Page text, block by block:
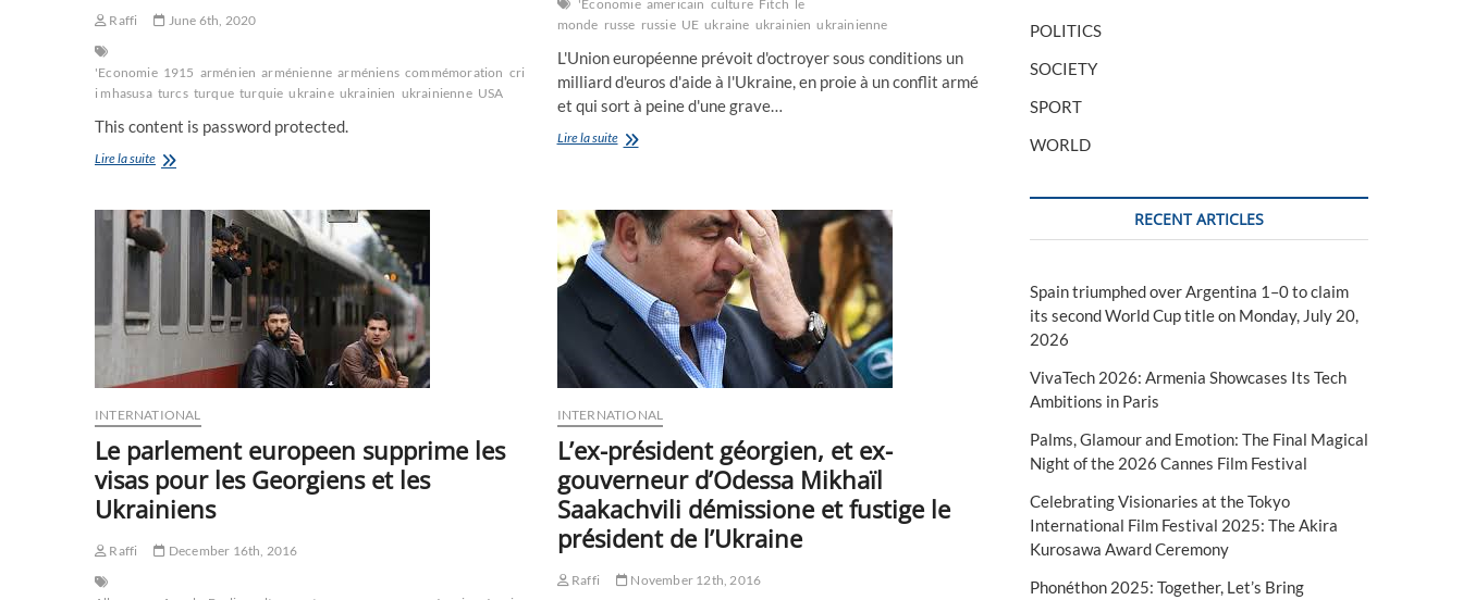
Raffi June 6th, 2020
'Economie 1915 arménien arménienne arméniens commémoration criminels généreux génocide
i mhasusa turcs turque turquie ukraine ukrainien ukrainienne USA
This content is password protected.
Lire la suitePas
pour
Ludmila
(Lyudmila)
Marchenko
d’Ukraine
'Economie americain culture Fitch le
monde russe russie UE ukraine ukrainien ukrainienne
L'Union européenne prévoit d'octroyer sous conditions un
milliard d'euros d'aide à l'Ukraine, en proie à un conflit armé
et qui sort à peine d'une grave…
Lire la suiteL’UE
milliard
supplémentaire
à
l’Ukraine
INTERNATIONAL
Le parlement europeen supprime les
visas pour les Georgiens et les
Ukrainiens
Raffi December 16th, 2016
INTERNATIONAL
L’ex-président géorgien, et ex-
gouverneur d’Odessa Mikhaïl
Saakachvili démissione et fustige le
président de l’Ukraine
Raffi November 12th, 2016
POLITICS
SOCIETY
SPORT
WORLD
RECENT ARTICLES
Spain triumphed over Argentina 1–0 to claim
its second World Cup title on Monday, July 20,
2026
VivaTech 2026: Armenia Showcases Its Tech
Ambitions in Paris
Palms, Glamour and Emotion: The Final Magical
Night of the 2026 Cannes Film Festival
Celebrating Visionaries at the Tokyo
International Film Festival 2025: The Akira
Kurosawa Award Ceremony
Phonéthon 2025: Together, Let’s Bring